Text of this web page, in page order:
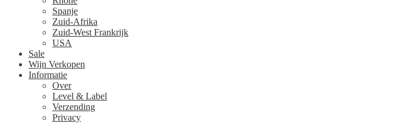
Spanje
Zuid-Afrika
Zuid-West Frankrijk
USA
Sale
Wijn Verkopen
Informatie
Over
Level & Label
Verzending
Privacy